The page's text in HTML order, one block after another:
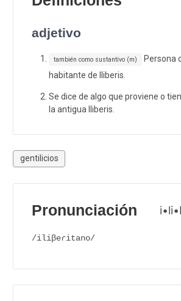
adjetivo
también como sustantivo (m)
Persona
habitante de Iliberis.
Se dice de algo que proviene o
la antigua Iliberis.
gentilicios
Pronunciación
/iliβeɾitano/